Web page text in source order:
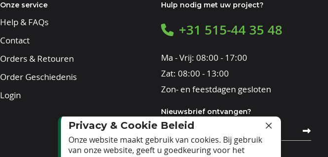
Privacy & Cookie Beleid
Onze website maakt gebruik van cookies. Bij gebruik
van onze website, geeft u goedkeuring voor het
Onze service
Help & FAQs
Contact
Orders & Retouren
Order Geschiedenis
Login
Hulp nodig met uw project?
+31 515-44 35 48
Ma - Vrij: 08:00 - 17:00
Zat: 08:00 - 13:00
Zon- en feestdagen gesloten
Nieuwsbrief ontvangen?
Abonneer
op
onze